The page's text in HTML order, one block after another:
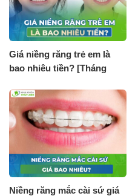
Giá niềng răng trẻ em là
bao nhiêu tiền? [Tháng
Niềng răng mắc cài sứ giá